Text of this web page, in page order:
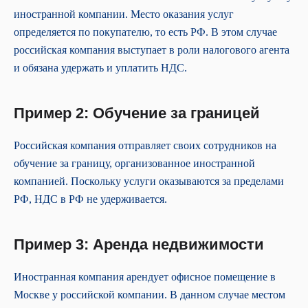
иностранной компании. Место оказания услуг
определяется по покупателю, то есть РФ. В этом случае
российская компания выступает в роли налогового агента
и обязана удержать и уплатить НДС.
Пример 2: Обучение за границей
Российская компания отправляет своих сотрудников на
обучение за границу, организованное иностранной
компанией. Поскольку услуги оказываются за пределами
РФ, НДС в РФ не удерживается.
Пример 3: Аренда недвижимости
Иностранная компания арендует офисное помещение в
Москве у российской компании. В данном случае местом